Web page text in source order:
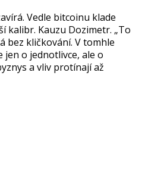
Vedle bitcoinu klade
kalibr. Kauzu Dozimetr. „To
bez kličkování. V tomhle
jen o jednotlivce, ale o
a vliv protínají až